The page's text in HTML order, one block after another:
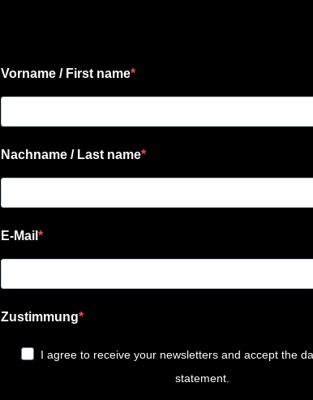
Vorname / First name
Nachname / Last name
E-Mail
Zustimmung
I agree to receive your newsletters and accept the
statement.